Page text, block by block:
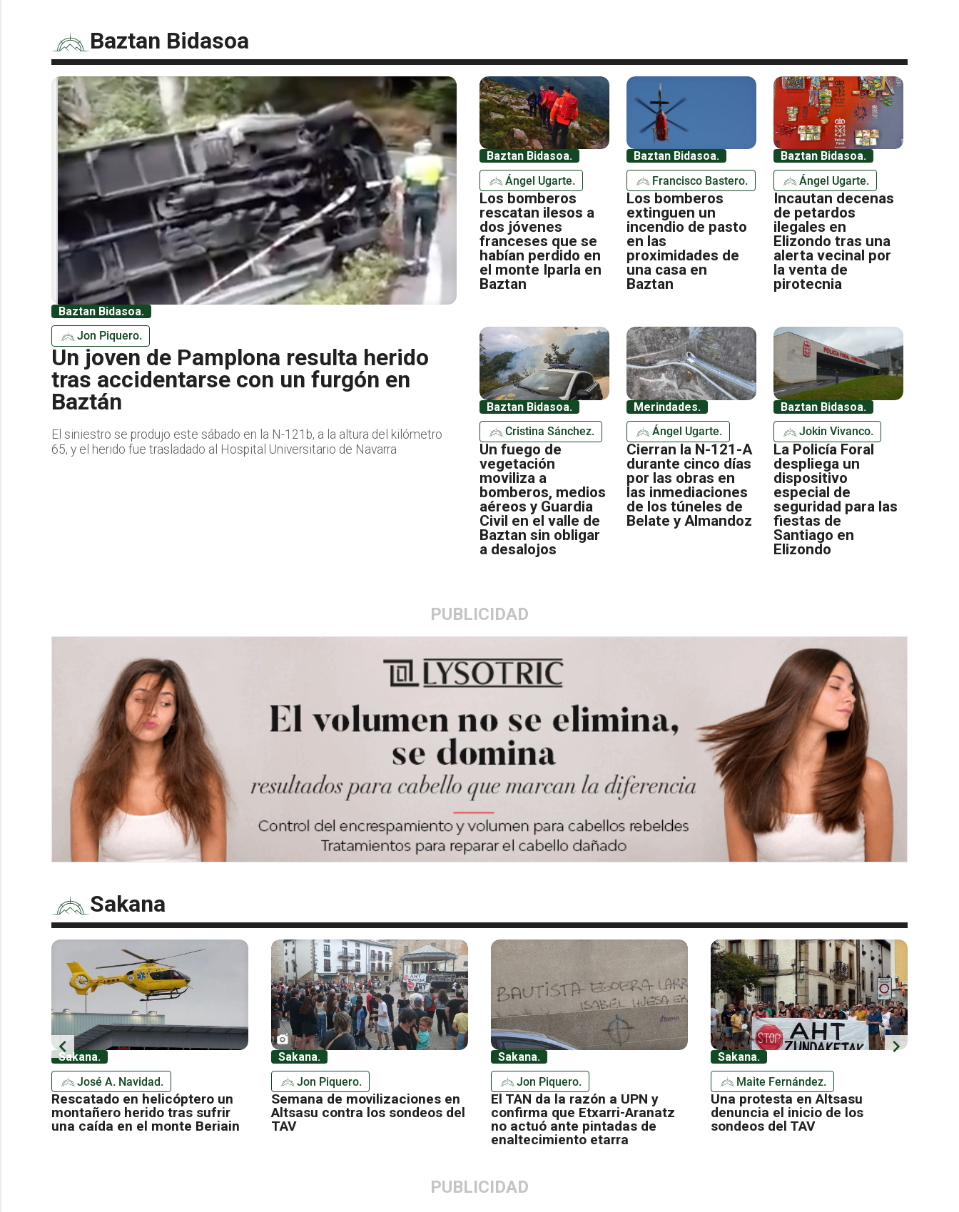
Baztan Bidasoa
Baztan Bidasoa.
Jon Piquero.
Un joven de Pamplona resulta herido
tras accidentarse con un furgón en
Baztán
El siniestro se produjo este sábado en la N-121b, a la altura del kilómetro
65, y el herido fue trasladado al Hospital Universitario de Navarra
Baztan Bidasoa.
Ángel Ugarte.
Los bomberos
rescatan ilesos a
dos jóvenes
franceses que se
habían perdido en
el monte Iparla en
Baztan
Baztan Bidasoa.
Francisco Bastero.
Los bomberos
extinguen un
incendio de pasto
en las
proximidades de
una casa en
Baztan
Baztan Bidasoa.
Ángel Ugarte.
Incautan decenas
de petardos
ilegales en
Elizondo tras una
alerta vecinal por
la venta de
pirotecnia
Baztan Bidasoa.
Cristina Sánchez.
Un fuego de
vegetación
moviliza a
bomberos, medios
aéreos y Guardia
Civil en el valle de
Baztan sin obligar
a desalojos
Merindades.
Ángel Ugarte.
Cierran la N-121-A
durante cinco días
por las obras en
las inmediaciones
de los túneles de
Belate y Almandoz
Baztan Bidasoa.
Jokin Vivanco.
La Policía Foral
despliega un
dispositivo
especial de
seguridad para las
fiestas de
Santiago en
Elizondo
PUBLICIDAD
Sakana
chevron_left
Sakana.
José A. Navidad.
Rescatado en helicóptero un
montañero herido tras sufrir
una caída en el monte Beriain
Sakana.
Jon Piquero.
Semana de movilizaciones en
Altsasu contra los sondeos del
TAV
Sakana.
Jon Piquero.
El TAN da la razón a UPN y
confirma que Etxarri-Aranatz
no actuó ante pintadas de
enaltecimiento etarra
Sakana.
Maite Fernández.
Una protesta en Altsasu
denuncia el inicio de los
sondeos del TAV
chevron_right
PUBLICIDAD